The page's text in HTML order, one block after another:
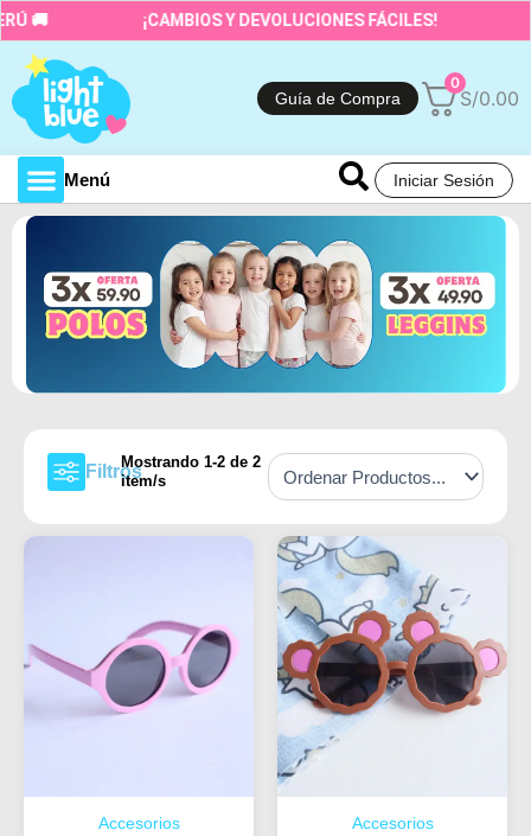
Ir
al
contenido
🚚 ¡CAMBIOS Y DEVOLUCIONES FÁCILES!
Guía de Compra
0
S/0.00
Menú Iniciar Sesión
FiltrosMostrando 1-2de 2
item/s
Accesorios Accesorios